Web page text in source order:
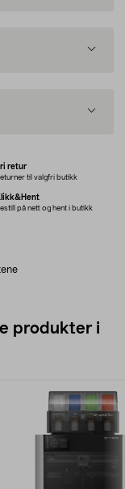
retur
til valgfri butikk
på nett og hent i butikk
produkter i